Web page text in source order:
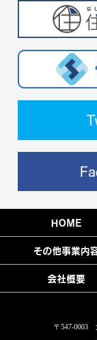
HOME
その他事業内
会社概要
〒547-0003